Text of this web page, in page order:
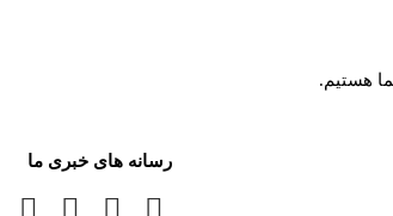
رسانه های خبری ما